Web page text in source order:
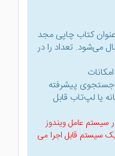
کتاب‌ چاپی مجد
می‌شود. تعداد را در
جستجوی پیشرفته
یا لپ‌تاب قابل
سیستم عامل ویندوز
سیستم قابل اجرا می